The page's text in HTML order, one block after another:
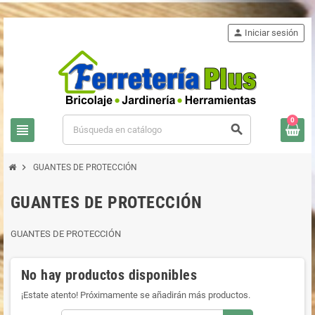
view_headline search
person Iniciar sesión
0
chevron_right GUANTES DE PROTECCIÓN
GUANTES DE PROTECCIÓN
GUANTES DE PROTECCIÓN
No hay productos disponibles
¡Estate atento! Próximamente se añadirán más productos.